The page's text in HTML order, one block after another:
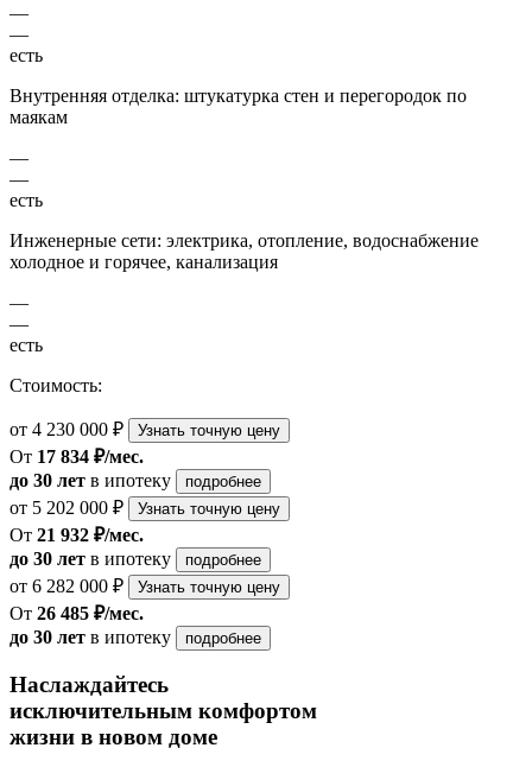
—
—
есть
Внутренняя отделка: штукатурка стен и перегородок по
маякам
—
—
есть
Инженерные сети: электрика, отопление, водоснабжение
холодное и горячее, канализация
—
—
есть
Стоимость:
от 4 230 000 ₽ Узнать точную цену
От 17 834 ₽/мес.
до 30 лет в ипотеку подробнее
от 5 202 000 ₽ Узнать точную цену
От 21 932 ₽/мес.
до 30 лет в ипотеку подробнее
от 6 282 000 ₽ Узнать точную цену
От 26 485 ₽/мес.
до 30 лет в ипотеку подробнее
Наслаждайтесь
исключительным комфортом
жизни в новом доме